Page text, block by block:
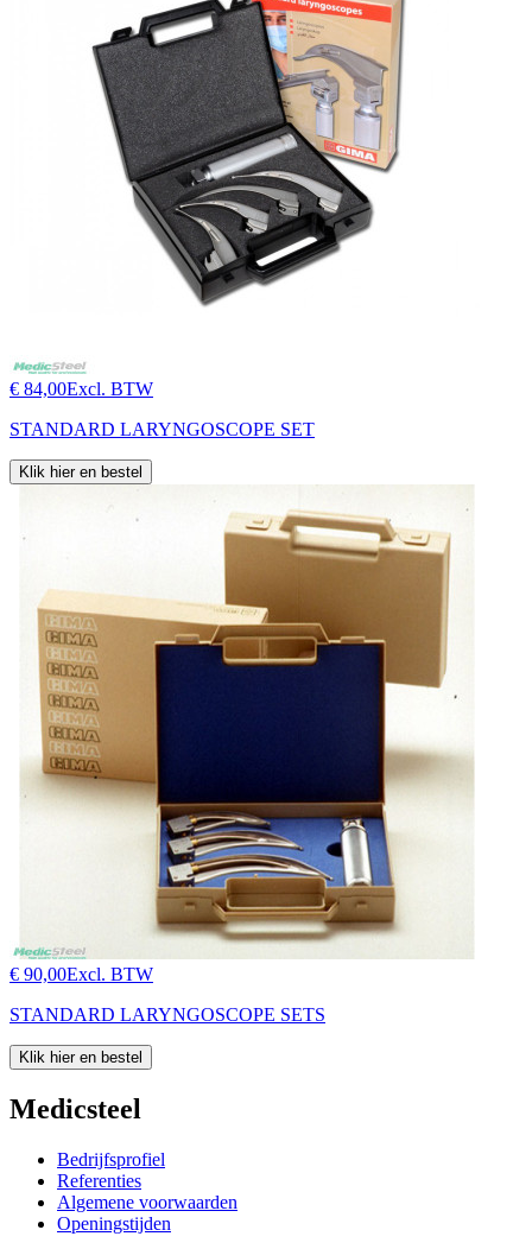
€ 84,00Excl. BTW
STANDARD LARYNGOSCOPE SET
Klik hier en bestel
€ 90,00Excl. BTW
STANDARD LARYNGOSCOPE SETS
Klik hier en bestel
Medicsteel
Bedrijfsprofiel
Referenties
Algemene voorwaarden
Openingstijden